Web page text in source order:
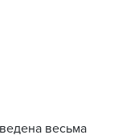
весьма